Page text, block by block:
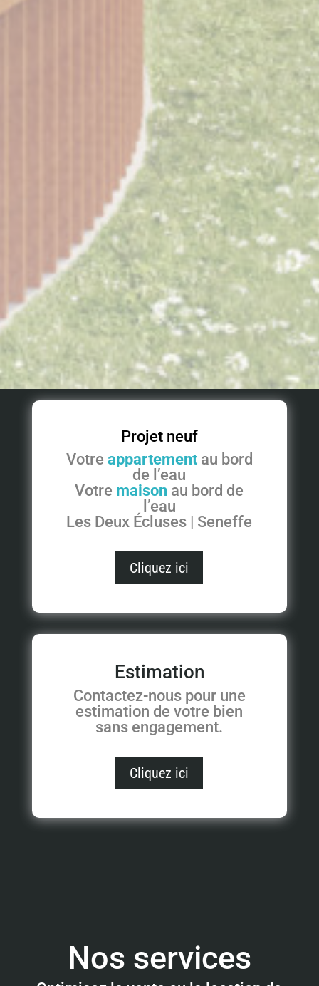
Projet neuf
Votre appartementau bord
de l’eau
Votre maison au bord de
l’eau
Les Deux Écluses | Seneffe
Cliquez ici
Estimation
Contactez-nous pour une
estimation de votre bien
sans engagement.
Cliquez ici
Nos services